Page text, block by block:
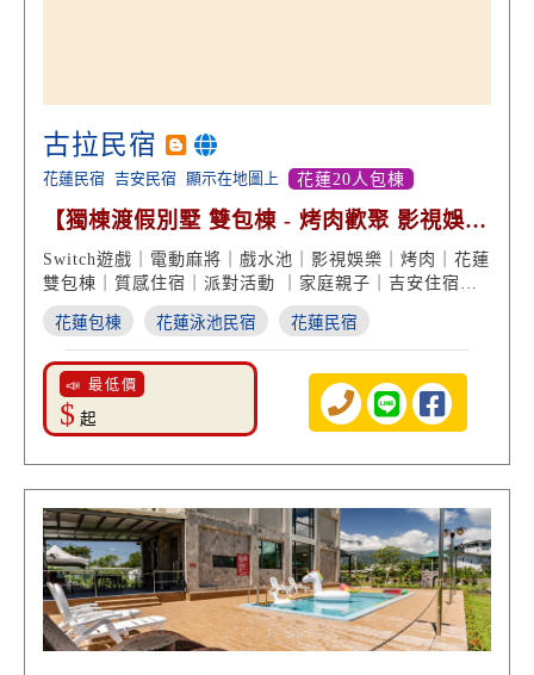
古拉民宿
花蓮民宿 吉安民宿 顯示在地圖上 花蓮20人包棟
【獨棟渡假別墅 雙包棟 - 烤肉歡聚 影視娛樂
親子戲水】
Switch遊戲｜電動麻將｜戲水池｜影視娛樂｜烤肉｜花蓮
雙包棟｜質感住宿｜派對活動 ｜家庭親子｜吉安住宿｜
花蓮民宿推薦
花蓮包棟 花蓮泳池民宿 花蓮民宿
📣 最低價
$ 起